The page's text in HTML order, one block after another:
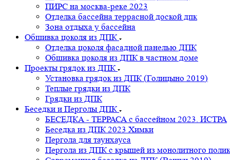
ПИРС на москва-реке 2023
Отделка бассейна террасной доской дпк
Зона отдыха у бассейна
Обшивка цоколя из ДПК
Отделка цоколя фасадной панелью ДПК
Обшивка цоколя из ДПК в частном доме
Проекты грядок из ДПК
Установка грядок из ДПК (Голицыно 2019)
Теплые грядки из ДПК
Грядки из ДПК
Беседки и Перголы ДПК
БЕСЕДКА - ТЕРРАСА с бассейном 2023. ИСТРА
Беседка из ДПК 2023 Химки
Пергола для таунхауса
Пергола из ДПК с крышей из монолитного